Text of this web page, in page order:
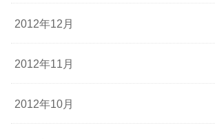
2012年12月
2012年11月
2012年10月